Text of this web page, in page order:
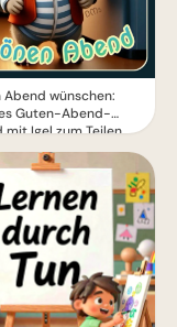
Abend wünschen:
Guten-Abend-
mit Igel zum Teilen